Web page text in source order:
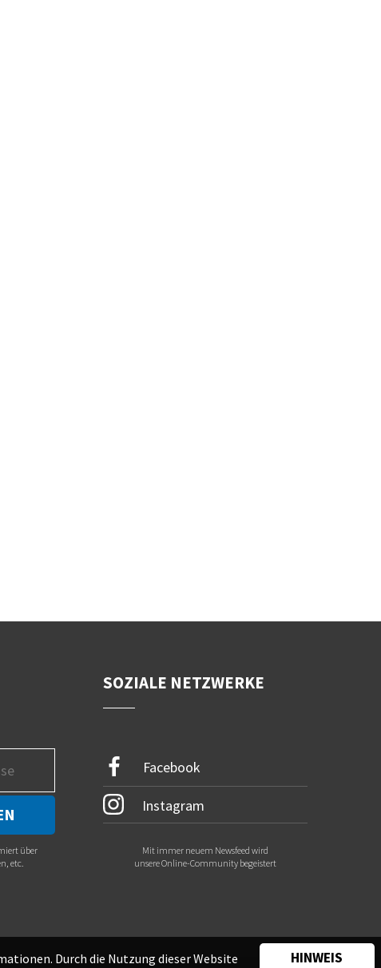
über
etc.
SOZIALE NETZWERKE
Facebook
Instagram
Mit immer neuem Newsfeed wird
unsere Online-Community begeistert
Durch die Nutzung dieser Website
HINWEIS